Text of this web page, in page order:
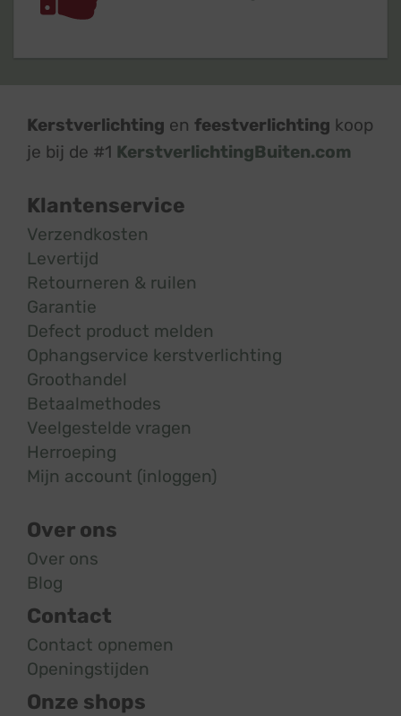
Kerstverlichting en feestverlichting koop
je bij de #1 KerstverlichtingBuiten.com
Klantenservice
Verzendkosten
Levertijd
Retourneren & ruilen
Garantie
Defect product melden
Ophangservice kerstverlichting
Groothandel
Betaalmethodes
Veelgestelde vragen
Herroeping
Mijn account (inloggen)
Over ons
Over ons
Blog
Contact
Contact opnemen
Openingstijden
Onze shops